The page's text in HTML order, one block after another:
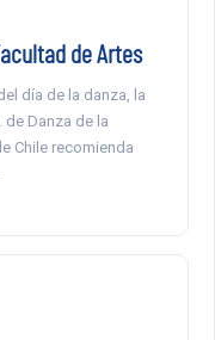
de Artes
día de la danza, la
Danza de la
Chile recomienda